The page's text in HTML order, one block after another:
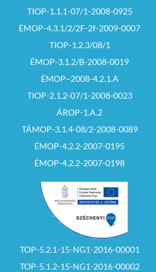
TIOP-1.1.1-07/1-2008-0925
ÉMOP-4.3.1/2/2F-2f-2009-0007
TIOP-1.2.3/08/1
ÉMOP-3.1.2/B-2008-0019
ÉMOP–2008-4.2.1.A
TIOP-2.1.2-07/1-2008-0023
ÁROP-1.A.2
TÁMOP-3.1.4-08/2-2008-0089
ÉMOP-4.2.2-2007-0195
ÉMOP-4.2.2-2007-0198
TOP-5.2.1-15-NG1-2016-00001
TOP-5.1.2-15-NG1-2016-00002